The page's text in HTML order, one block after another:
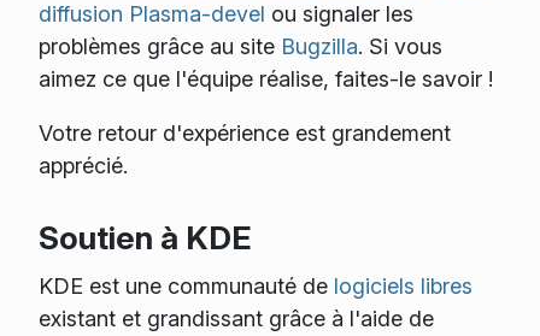
diffusion Plasma-devel ou signaler les
problèmes grâce au site Bugzilla. Si vous
aimez ce que l'équipe réalise, faites-le savoir !
Votre retour d'expérience est grandement
apprécié.
Soutien à KDE
KDE est une communauté de logiciels libres
existant et grandissant grâce à l'aide de